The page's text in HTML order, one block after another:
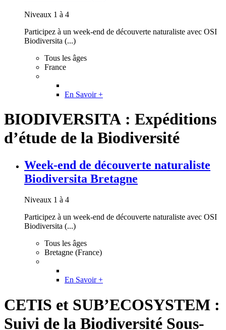
Niveaux 1 à 4
Participez à un week-end de découverte naturaliste avec OSI
Biodiversita (...)
Tous les âges
France
En Savoir +
BIODIVERSITA : Expéditions
d’étude de la Biodiversité
Week-end de découverte naturaliste
Biodiversita Bretagne
Niveaux 1 à 4
Participez à un week-end de découverte naturaliste avec OSI
Biodiversita (...)
Tous les âges
Bretagne (France)
En Savoir +
CETIS et SUB’ECOSYSTEM :
Suivi de la Biodiversité Sous-